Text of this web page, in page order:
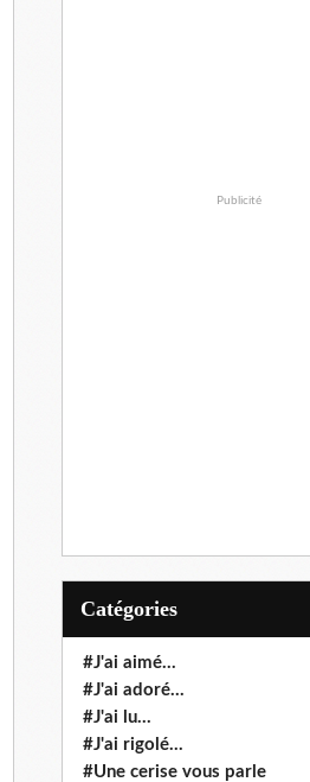
Publicité
Catégories
#J'ai aimé...
#J'ai adoré...
#J'ai lu...
#J'ai rigolé...
#Une cerise vous parle